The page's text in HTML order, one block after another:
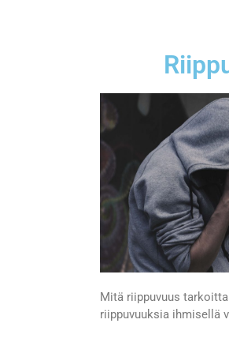
Mitä riippuvuus
riippuvuuksia ihmisellä